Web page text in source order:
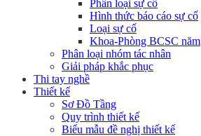
Phân loại sự cố
Hình thức báo cáo sự cố
Loại sự cố
Khoa-Phòng BCSC năm
Phân loại nhóm tác nhân
Giải pháp khắc phục
Thi tay nghề
Thiết kế
Sơ Đồ Tầng
Quy trình thiết kế
Biểu mẫu đề nghị thiết kế